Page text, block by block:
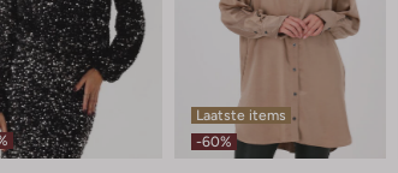
Laatste items
-60%